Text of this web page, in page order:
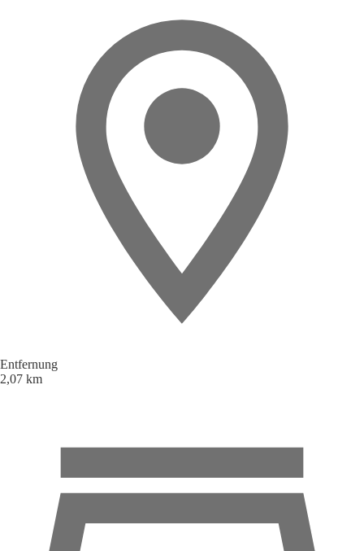
Entfernung
2,07 km